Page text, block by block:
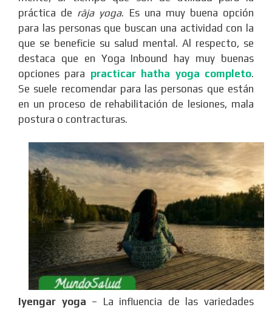
práctica de rāja yoga. Es una muy buena opción
para las personas que buscan una actividad con la
que se beneficie su salud mental. Al respecto, se
destaca que en Yoga Inbound hay muy buenas
opciones para practicar hatha yoga completo.
Se suele recomendar para las personas que están
en un proceso de rehabilitación de lesiones, mala
postura o contracturas.
Iyengar yoga – La influencia de las variedades